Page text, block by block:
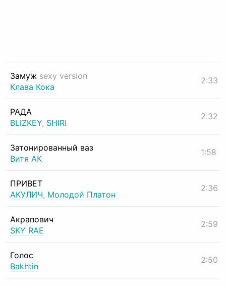
Замуж sexy version
Клава Кока
2:33
РАДА
BLIZKEY, SHIRI
2:32
Затонированный ваз
Витя АК
1:58
ПРИВЕТ
АКУЛИЧ, Молодой Платон
2:36
Акрапович
SKY RAE
2:59
Голос
Bakhtin
2:50